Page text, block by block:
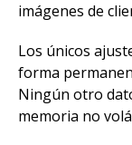
imágenes de
Los únicos
forma
Ningún otro
memoria no